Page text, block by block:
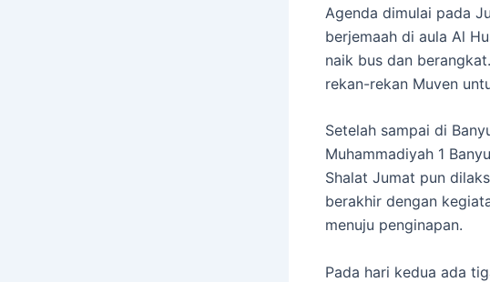
Agenda dimulai pada
berjemaah di aula Al
naik bus dan
rekan-rekan Muven
Setelah sampai di
Muhammadiyah 1
Shalat Jumat pun
berakhir dengan
menuju penginapan.
Pada hari kedua ada